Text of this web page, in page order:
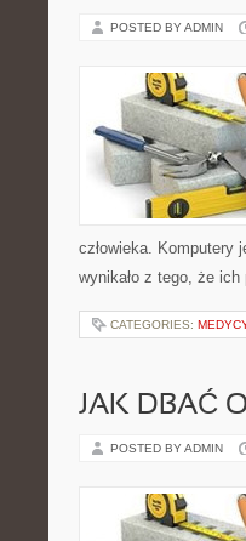
POSTED BY ADMIN
człowieka. Komputery
wynikało z tego, że
CATEGORIES:
JAK DBAĆ
POSTED BY ADMIN